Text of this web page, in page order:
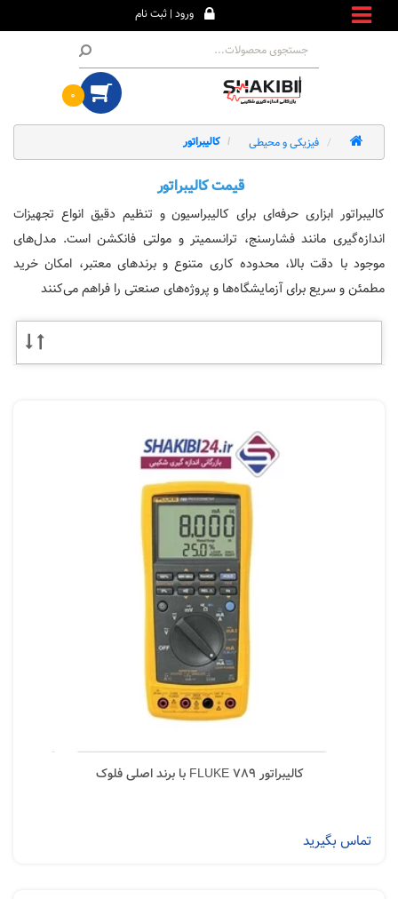
ورود | ثبت نام
۰
فیزیکی و محیطی کالیبراتور
قیمت کالیبراتور
کالیبراتور ابزاری حرفه‌ای برای کالیبراسیون و تنظیم دقیق انواع تجهیزات
اندازه‌گیری مانند فشارسنج، ترانسمیتر و مولتی فانکشن است. مدل‌های
موجود با دقت بالا، محدوده کاری متنوع و برندهای معتبر، امکان خرید
مطمئن و سریع برای آزمایشگاه‌ها و پروژه‌های صنعتی را فراهم می‌کنند
کالیبراتور FLUKE 789 با برند اصلی فلوک
تماس بگیرید